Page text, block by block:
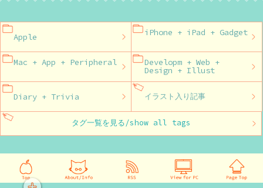
Apple iPhone + iPad + Gadget
Mac + App + Peripheral Developm + Web +
Design + Illust
Diary + Trivia イラスト入り記事
タグ一覧を見る/show all tags